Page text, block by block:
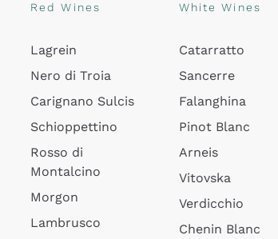
Red Wines
Lagrein
Nero di Troia
Carignano Sulcis
Schioppettino
Rosso di
Montalcino
Morgon
Lambrusco
White Wines
Catarratto
Sancerre
Falanghina
Pinot Blanc
Arneis
Vitovska
Verdicchio
Chenin Blanc